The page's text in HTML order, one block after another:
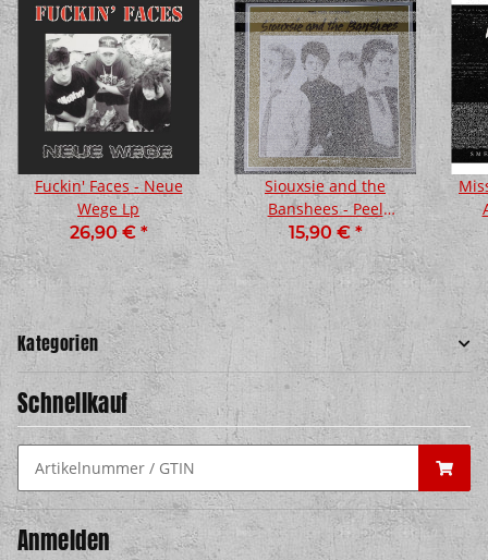
Fuckin' Faces - Neue
Wege Lp
26,90 € *
Siouxsie and the
Banshees - Peel
Sessions 1977-1978 Lp
15,90 € *
Kategorien
Schnellkauf
Anmelden